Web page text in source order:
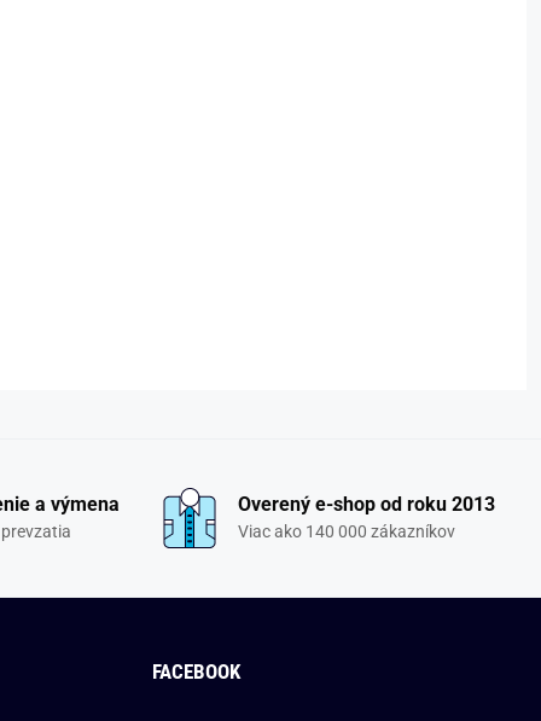
a výmena Overený e-shop od roku 2013
Viac ako 140 000 zákazníkov
FACEBOOK